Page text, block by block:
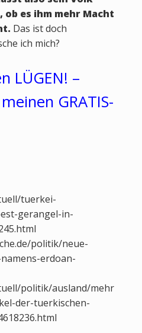
es ihm mehr Macht
Das ist doch
ich mich?
LÜGEN! –
GRATIS-
tuerkei-
gerangel-in-
politik/neue-
erdoan-
politik/ausland/mehr
der-tuerkischen-